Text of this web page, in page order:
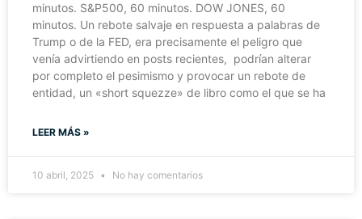
minutos. S&P500, 60 minutos. DOW JONES, 60
minutos. Un rebote salvaje en respuesta a palabras de
Trump o de la FED, era precisamente el peligro que
venía advirtiendo en posts recientes, podrían alterar
por completo el pesimismo y provocar un rebote de
entidad, un «short squezze» de libro como el que se ha
LEER MÁS »
10 abril, 2025 No hay comentarios